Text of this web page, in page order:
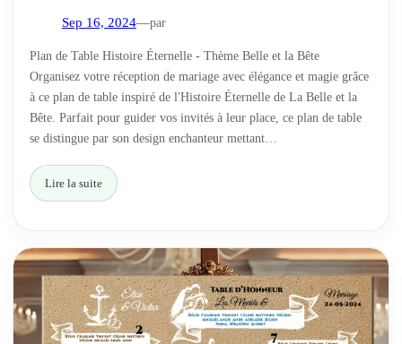
Sep 16, 2024—par
Plan de Table Histoire Éternelle - Thème Belle et la Bête
Organisez votre réception de mariage avec élégance et magie grâce
à ce plan de table inspiré de l'Histoire Éternelle de La Belle et la
Bête. Parfait pour guider vos invités à leur place, ce plan de table
se distingue par son design enchanteur mettant…
Lire la suite